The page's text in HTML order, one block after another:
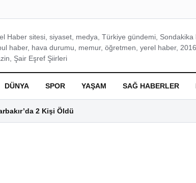
Haber sitesi, siyaset, medya, Türkiye gündemi,
haber, hava durumu, memur, öğretmen, yerel haber,
Şair Eşref Şiirleri
DÜNYA SPOR YAŞAM SAĞ HABERLER
2 Kişi Öldü